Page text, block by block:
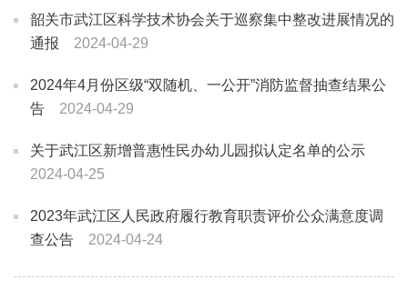
韶关市武江区科学技术协会关于巡察集中整改进展情况的
通报
2024-04-29
2024年4月份区级“双随机、一公开”消防监督抽查结果公
告
2024-04-29
关于武江区新增普惠性民办幼儿园拟认定名单的公示
2024-04-25
2023年武江区人民政府履行教育职责评价公众满意度调
查公告
2024-04-24